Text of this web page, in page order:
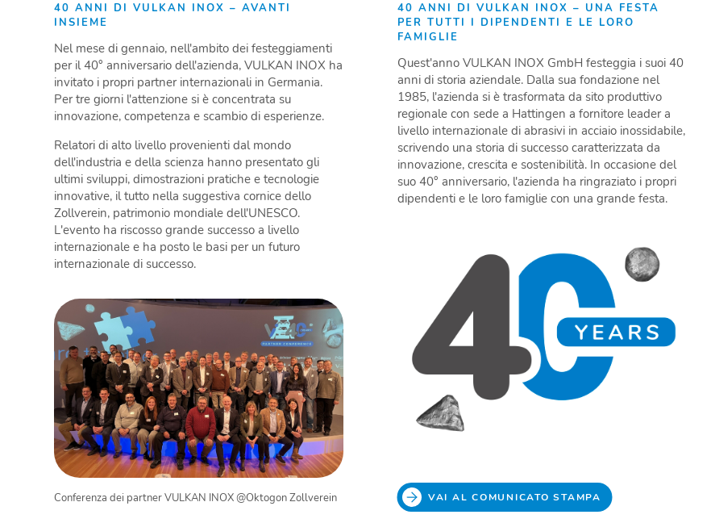
40 ANNI DI VULKAN INOX – AVANTI
INSIEME
Nel mese di gennaio, nell'ambito dei festeggiamenti
per il 40° anniversario dell'azienda, VULKAN INOX ha
invitato i propri partner internazionali in Germania.
Per tre giorni l'attenzione si è concentrata su
innovazione, competenza e scambio di esperienze.
Relatori di alto livello provenienti dal mondo
dell'industria e della scienza hanno presentato gli
ultimi sviluppi, dimostrazioni pratiche e tecnologie
innovative, il tutto nella suggestiva cornice dello
Zollverein, patrimonio mondiale dell'UNESCO.
L'evento ha riscosso grande successo a livello
internazionale e ha posto le basi per un futuro
internazionale di successo.
Conferenza dei partner VULKAN INOX @Oktogon Zollverein
40 ANNI DI VULKAN INOX – UNA FESTA
PER TUTTI I DIPENDENTI E LE LORO
FAMIGLIE
Quest'anno VULKAN INOX GmbH festeggia i suoi 40
anni di storia aziendale. Dalla sua fondazione nel
1985, l'azienda si è trasformata da sito produttivo
regionale con sede a Hattingen a fornitore leader a
livello internazionale di abrasivi in acciaio inossidabile,
scrivendo una storia di successo caratterizzata da
innovazione, crescita e sostenibilità. In occasione del
suo 40° anniversario, l'azienda ha ringraziato i propri
dipendenti e le loro famiglie con una grande festa.
VAI AL COMUNICATO STAMPA